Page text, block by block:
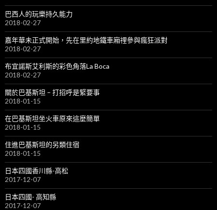
巴西人的玩樂持久能力
2018-02-27
嘉年華未正式開始，先在里約地鐵車廂𥚃參與瘋狂派對
2018-02-27
布宜諾斯艾利斯的彩色角落La Boca
2018-02-27
關於巴基斯坦 – 打招呼是緊要事
2018-01-15
在巴基斯坦坐火車原來這麼簡單
2018-01-15
住進巴基斯坦的另類住宿
2018-01-15
日本四國香川縣-高松
2017-12-07
日本四國- 高知縣
2017-12-07